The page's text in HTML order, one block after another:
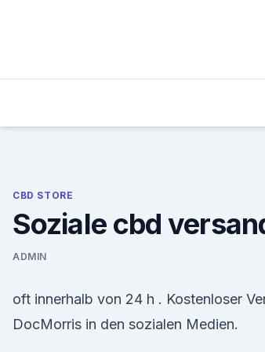
CBD STORE
Soziale cbd
ADMIN
oft innerhalb von 24 h . Kostenloser
DocMorris in den sozialen Medien.